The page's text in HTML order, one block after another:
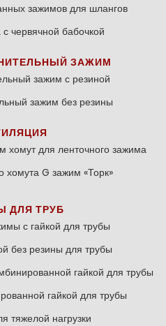
зажимов для шлангов
червячной бабочкой
ЗАЖИМ
зажим с резиной
зажим без резины
хомут для ленточного зажима
хомута G зажим «Торк»
ДЛЯ ТРУБ
с гайкой для трубы
без резины для трубы
гайкой для трубы
гайкой для трубы
тяжелой нагрузки